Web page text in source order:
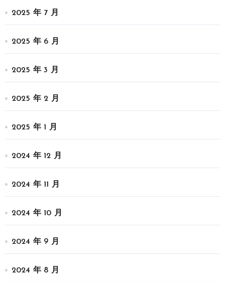
2025 年 7 月
2025 年 6 月
2025 年 3 月
2025 年 2 月
2025 年 1 月
2024 年 12 月
2024 年 11 月
2024 年 10 月
2024 年 9 月
2024 年 8 月